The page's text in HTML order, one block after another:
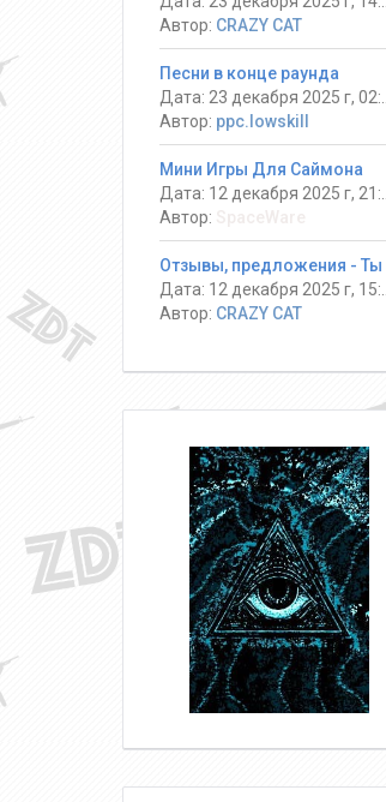
Автор: CRAZY CAT
Песни в конце раунда
Автор: ppc.lowskill
Мини Игры Для Саймона
Автор:
Автор: CRAZY CAT